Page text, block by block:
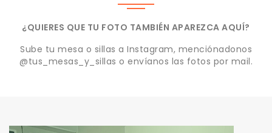
¿QUIERES QUE TU FOTO TAMBIÉN APAREZCA AQUÍ?
Sube tu mesa o sillas a Instagram, menciónadonos
@tus_mesas_y_sillas o envíanos las fotos por mail.